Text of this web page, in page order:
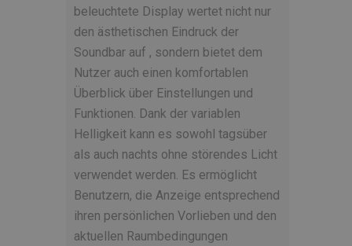
beleuchtete Display wertet nicht nur
den ästhetischen Eindruck der
Soundbar auf , sondern bietet dem
Nutzer auch einen komfortablen
Überblick über Einstellungen und
Funktionen. Dank der variablen
Helligkeit kann es sowohl tagsüber
als auch nachts ohne störendes Licht
verwendet werden. Es ermöglicht
Benutzern, die Anzeige entsprechend
ihren persönlichen Vorlieben und den
aktuellen Raumbedingungen